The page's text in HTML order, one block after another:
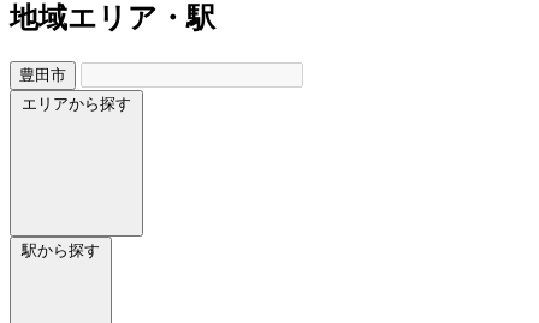
地域エリア・駅
豊田市
エリアから探す
駅から探す